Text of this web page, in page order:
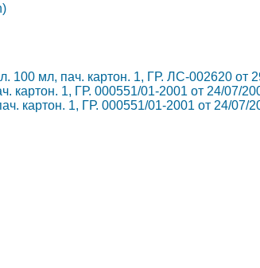
100 мл, пач. картон. 1, ГР. ЛС-002620 от
1, ГР. 000551/01-2001 от 24/07/
картон. 1, ГР. 000551/01-2001 от 24/07/